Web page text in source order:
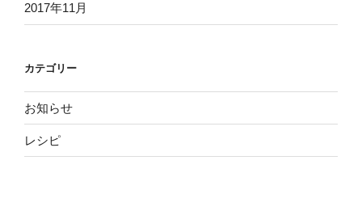
2017年11月
カテゴリー
お知らせ
レシピ